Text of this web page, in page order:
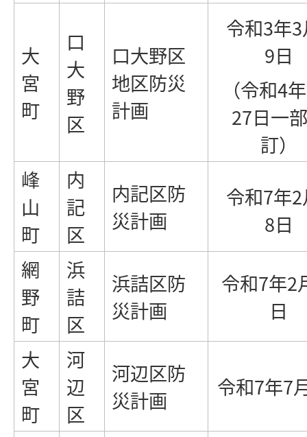
大
宮
町
口
大
野
区
口大野区
地区防災
計画
令和3年
9日
（令和4
27日一
訂）
峰
山
町
内
記
区
内記区防
災計画
令和7年
8日
網
野
町
浜
詰
区
浜詰区防
災計画
令和7年2
日
大
宮
町
河
辺
区
河辺区防
災計画
令和7年7